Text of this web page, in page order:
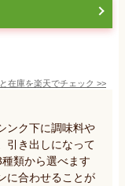
在庫を楽天でチェック >>
ンク下に調味料や
引き出しになって
類から選べます
に合わせることが